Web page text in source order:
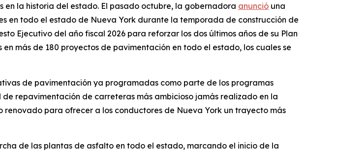
en la historia del estado. El pasado octubre, la gobernadora anunció una
en todo el estado de Nueva York durante la temporada de construcción de
Ejecutivo del año fiscal 2026 para reforzar los dos últimos años de su Plan
más de 180 proyectos de pavimentación en todo el estado, los cuales se
de pavimentación ya programadas como parte de los programas
repavimentación de carreteras más ambicioso jamás realizado en la
para ofrecer a los conductores de Nueva York un trayecto más
de las plantas de asfalto en todo el estado, marcando el inicio de la